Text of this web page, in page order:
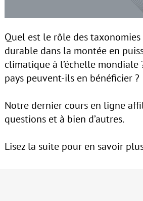
Quel est le rôle des
durable dans la montée en
climatique à l’échelle mondiale
pays peuvent-ils en bénéficier ?
Notre dernier cours en ligne
questions et à bien d’autres.
Lisez la suite pour en savoir